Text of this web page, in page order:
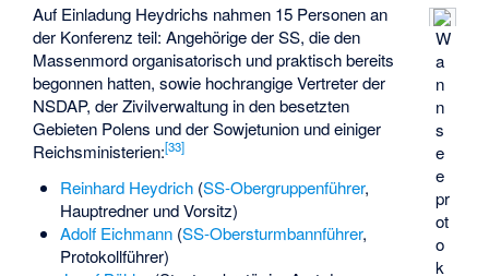
W
a
n
n
s
e
e
pr
ot
o
k
Auf Einladung Heydrichs nahmen 15 Personen an
der Konferenz teil: Angehörige der SS, die den
Massenmord organisatorisch und praktisch bereits
begonnen hatten, sowie hochrangige Vertreter der
NSDAP, der Zivilverwaltung in den besetzten
Gebieten Polens und der Sowjetunion und einiger
Reichsministerien:[33]
Reinhard Heydrich(SS-Obergruppenführer,
Hauptredner und Vorsitz)
Adolf Eichmann(SS-Obersturmbannführer,
Protokollführer)